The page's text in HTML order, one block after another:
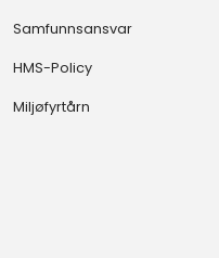
Samfunnsansvar
HMS-Policy
Miljøfyrtårn